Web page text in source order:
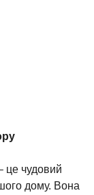
це чудовий
дому. Вона